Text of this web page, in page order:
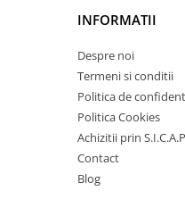
► Accesorii auto
■ Huse scaune auto
INFORMATII
Despre noi
Termeni si conditii
Politica de
Politica Cookies
Achizitii prin
Contact
Blog